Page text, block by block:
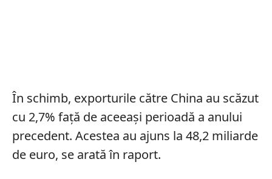
În schimb, exporturile către China au scăzut
cu 2,7% față de aceeași perioadă a anului
precedent. Acestea au ajuns la 48,2 miliarde
de euro, se arată în raport.